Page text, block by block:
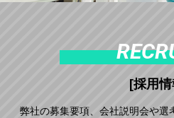
[採用情
弊社の募集要項、会社説明会や選